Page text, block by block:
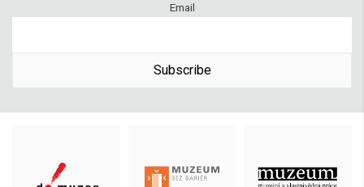
Email
Subscribe